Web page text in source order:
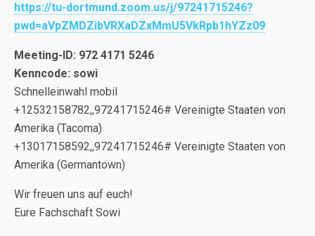
https://tu-dortmund.zoom.us/j/97241715246?
pwd=aVpZMDZibVRXaDZxMmU5VkRpb1hYZz09
Meeting-ID: 972 4171 5246
Kenncode: sowi
Schnelleinwahl mobil
+12532158782,,97241715246# Vereinigte Staaten von
Amerika (Tacoma)
+13017158592,,97241715246# Vereinigte Staaten von
Amerika (Germantown)
Wir freuen uns auf euch!
Eure Fachschaft Sowi